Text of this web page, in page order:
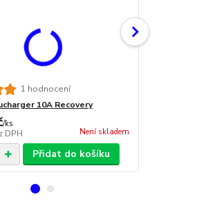
1 hodnocení
10A Recovery
/ks
DPH Není skladem
Přidat do košíku